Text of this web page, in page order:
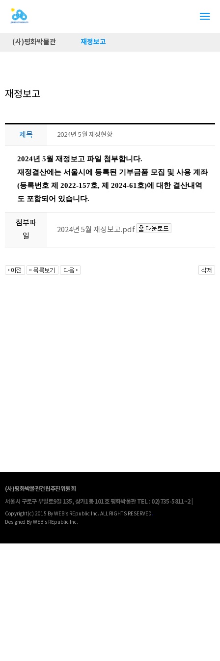
(사)평화박물관 재정보고
재정보고
제목 2024년 5월 재정현황
2024년 5월 재정보고 파일 첨부합니다.
재정결산에는 서울시에 등록된 기부금품 모집 및 사용 계좌
(등록번호 제 2022-157호, 제 2024-61호)에 대한 결산내역
도 포함되어 있습니다.
첨부파
일
2024년 5월 재정보고.pdf
(사)평화박물관건립추진위원회
서울시 구로구 부일로9길 135, 상가1동 101호 평화박물관 TEL : 02)735-5811~2 |
Copyright(c) 2015 By WEB's REpublic Inc. ALL RIGHTS RESERVED.
Designed By WEB's REpublic Inc.